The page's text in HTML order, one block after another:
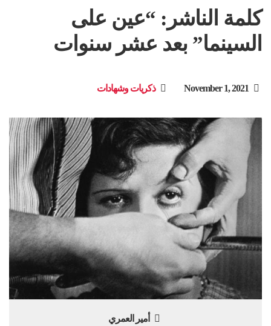
كلمة الناشر: “عين على
السينما” بعد عشر سنوات
ذكريات وشهادات
أمير العمري